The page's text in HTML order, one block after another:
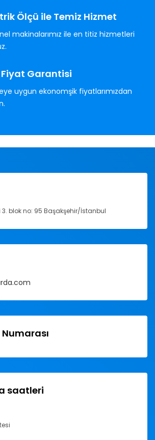
Ölçü ile Temiz Hizmet
makinalarımız ile en titiz hizmetleri
Garantisi
uygun ekonomşik fiyatlarımızdan
blok no: 95 Başakşehir/İstanbul
saatleri